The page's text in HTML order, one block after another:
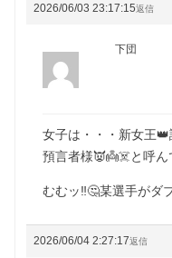
2026/06/03 23:17:15返信
下団
女子は・・・新女王
預言者様👿👼☠️と呼ん
むむッ‼️🤔某選手がダ
2026/06/04 2:27:17返信